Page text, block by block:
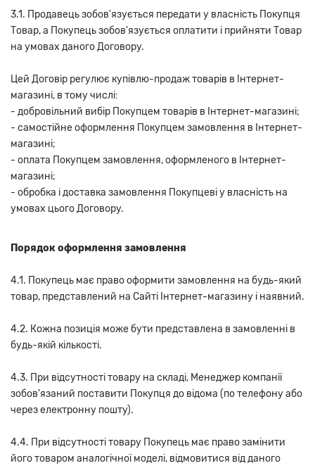
3.1. Продавець зобов'язується передати у власність Покупця
Товар, а Покупець зобов'язується оплатити і прийняти Товар
на умовах даного Договору.
Цей Договір регулює купівлю-продаж товарів в Інтернет-
магазині, в тому числі:
- добровільний вибір Покупцем товарів в Інтернет-магазині;
- самостійне оформлення Покупцем замовлення в Інтернет-
магазині;
- оплата Покупцем замовлення, оформленого в Інтернет-
магазині;
- обробка і доставка замовлення Покупцеві у власність на
умовах цього Договору.
Порядок оформлення замовлення
4.1. Покупець має право оформити замовлення на будь-який
товар, представлений на Сайті Інтернет-магазину і наявний.
4.2. Кожна позиція може бути представлена в замовленні в
будь-якій кількості.
4.3. При відсутності товару на складі, Менеджер компанії
зобов'язаний поставити Покупця до відома (по телефону або
через електронну пошту).
4.4. При відсутності товару Покупець має право замінити
його товаром аналогічної моделі, відмовитися від даного